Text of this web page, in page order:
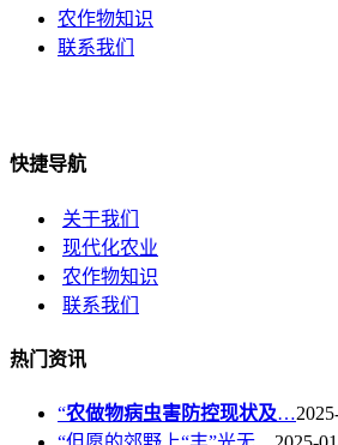
农作物知识
联系我们
快捷导航
关于我们
现代化农业
农作物知识
联系我们
热门资讯
“农做物病虫害防控现状及…